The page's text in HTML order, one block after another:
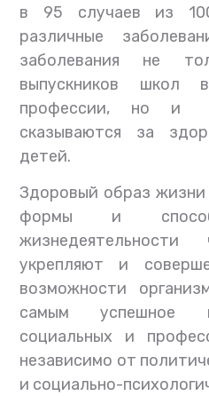
в 95 случаев из 100
различные
заболевания не
выпускников школ
профессии, но и
сказываются за
детей.
Здоровый образ
формы и
жизнедеятельности
укрепляют и
возможности
самым успешное
социальных и
независимо от
и социально-